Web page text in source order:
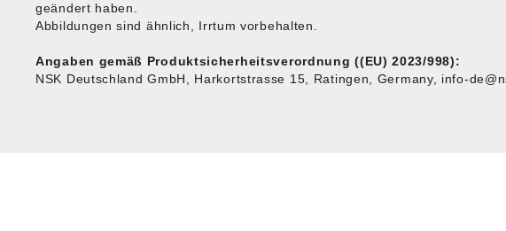
geändert haben.
Abbildungen sind ähnlich, Irrtum vorbehalten.
Angaben gemäß Produktsicherheitsverordnung ((EU) 2023/998):
NSK Deutschland GmbH, Harkortstrasse 15, Ratingen, Germany, info-